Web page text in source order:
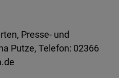
Presse- und
Putze, Telefon: 02366